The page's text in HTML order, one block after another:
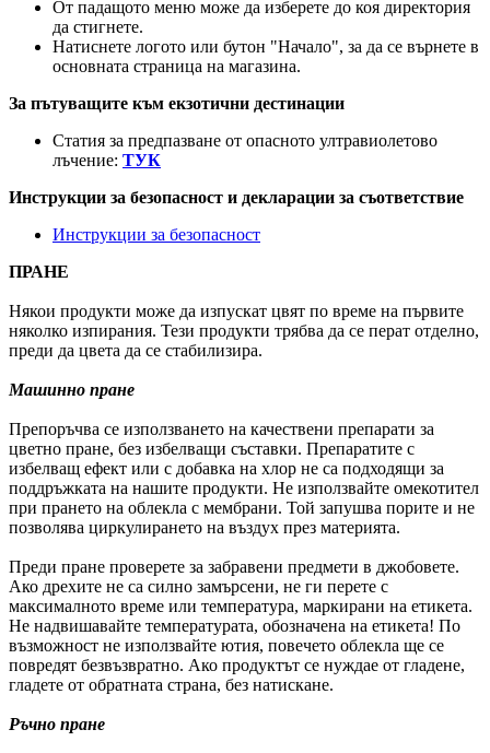
От падащото меню може да изберете до коя директория
да стигнете.
Натиснете логото или бутон "Начало", за да се върнете в
основната страница на магазина.
За пътуващите към екзотични дестинации
Статия за предпазване от опасното ултравиолетово
лъчение: ТУК
Инструкции за безопасност и декларации за съответствие
Инструкции за безопасност
ПРАНЕ
Някои продукти може да изпускат цвят по време на първите
няколко изпирания. Тези продукти трябва да се перат отделно,
преди да цвета да се стабилизира.
Машинно пране
Препоръчва се използването на качествени препарати за
цветно пране, без избелващи съставки. Препаратите с
избелващ ефект или с добавка на хлор не са подходящи за
поддръжката на нашите продукти. Не използвайте омекотител
при прането на облекла с мембрани. Той запушва порите и не
позволява циркулирането на въздух през материята.
Преди пране проверете за забравени предмети в джобовете.
Ако дрехите не са силно замърсени, не ги перете с
максималното време или температура, маркирани на етикета.
Не надвишавайте температурата, обозначена на етикета! По
възможност не използвайте ютия, повечето облекла ще се
повредят безвъзвратно. Ако продуктът се нуждае от гладене,
гладете от обратната страна, без натискане.
Ръчно пране